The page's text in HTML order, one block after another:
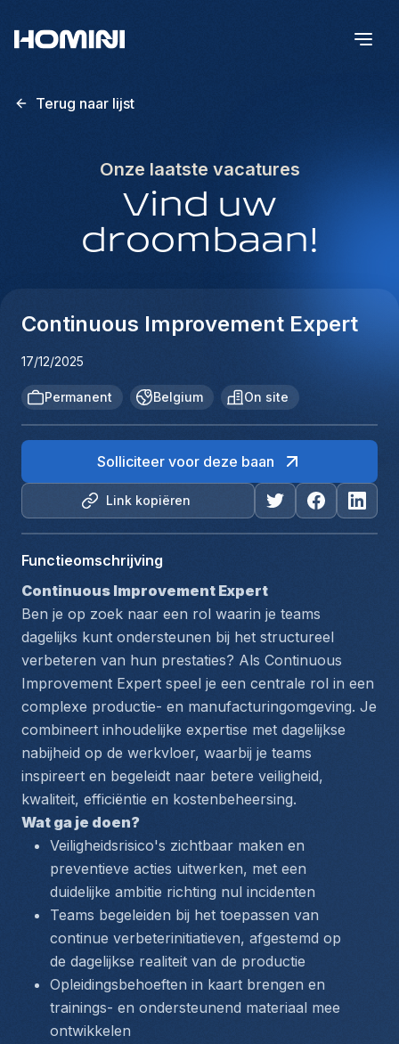
Terug naar lijst
Onze laatste vacatures
Vind uw
droombaan!
Continuous Improvement Expert
17/12/2025
Permanent Belgium On site
Link kopiëren
Solliciteer voor deze baan
Functieomschrijving
Continuous Improvement Expert
Ben je op zoek naar een rol waarin je teams
dagelijks kunt ondersteunen bij het structureel
verbeteren van hun prestaties? Als Continuous
Improvement Expert speel je een centrale rol in een
complexe productie- en manufacturingomgeving. Je
combineert inhoudelijke expertise met dagelijkse
nabijheid op de werkvloer, waarbij je teams
inspireert en begeleidt naar betere veiligheid,
kwaliteit, efficiëntie en kostenbeheersing.
Wat ga je doen?
Veiligheidsrisico's zichtbaar maken en
preventieve acties uitwerken, met een
duidelijke ambitie richting nul incidenten
Teams begeleiden bij het toepassen van
continue verbeterinitiatieven, afgestemd op
de dagelijkse realiteit van de productie
Opleidingsbehoeften in kaart brengen en
trainings- en ondersteunend materiaal mee
ontwikkelen